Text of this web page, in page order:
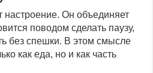
настроение. Он объединяет
поводом сделать паузу,
без спешки. В этом смысле
как еда, но и как часть